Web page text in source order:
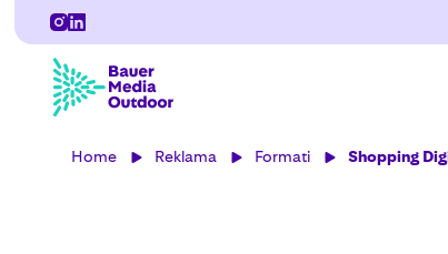
Home Reklama Formati Shopping